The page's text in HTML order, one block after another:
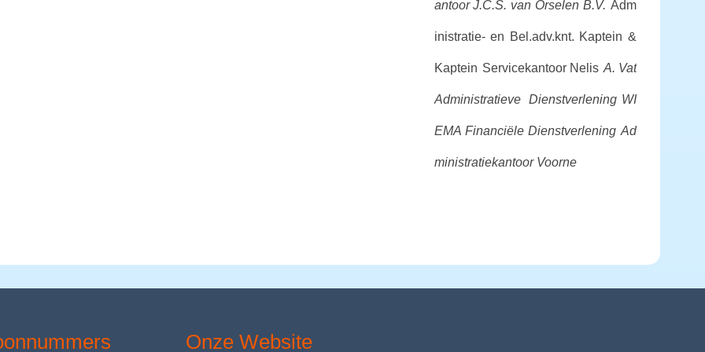
antoor J.C.S. van Orselen B.V. Adm
inistratie- en Bel.adv.knt. Kaptein &
Kaptein Servicekantoor Nelis A. Vat
Administratieve Dienstverlening WI
EMA Financiële Dienstverlening Ad
ministratiekantoor Voorne
Onze Website